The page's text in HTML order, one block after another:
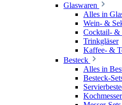
Glaswaren
Alles in
Wein- &
Cocktail- &
Trinkgläser
Kaffee- &
Besteck
Alles in
Besteck-
Kochmesser